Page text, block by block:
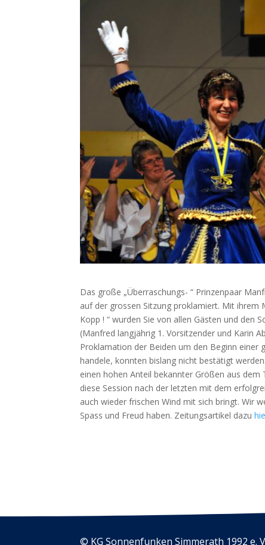
Das große „Überraschungs- “ Prinzenpaar
auf der grossen Sitzung proklamiert. Mit
Kopp ! “ wurden Sie von allen Gästen und den
(Manfred langjährig 1. Vorsitzender und Karin
Proklamation der Beiden um den Beginn einer
handele, konnten bislang nicht bestätigt
einen hohen Anteil bekannter Größen aus
diese Session nach der letzten mit dem
auch wieder frischen Wind mit sich bringt. Wir
Spass und Freud haben. Zeitungsartikel dazu
© KG Sonnenfunken Simmerath 1992 e.